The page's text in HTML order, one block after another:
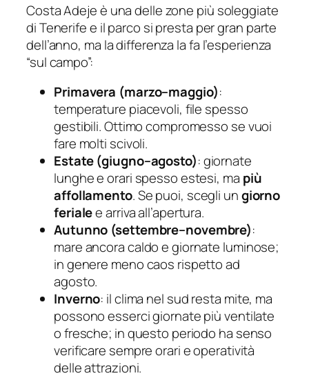
Costa Adeje è una delle zone più soleggiate
di Tenerife e il parco si presta per gran parte
dell’anno, ma la differenza la fa l’esperienza
“sul campo”:
Primavera (marzo–maggio):
temperature piacevoli, file spesso
gestibili. Ottimo compromesso se vuoi
fare molti scivoli.
Estate (giugno–agosto): giornate
lunghe e orari spesso estesi, ma più
affollamento. Se puoi, scegli ungiorno
ferialee arriva all’apertura.
Autunno (settembre–novembre):
mare ancora caldo e giornate luminose;
in genere meno caos rispetto ad
agosto.
Inverno: il clima nel sud resta mite, ma
possono esserci giornate più ventilate
o fresche; in questo periodo ha senso
verificare sempre orari e operatività
delle attrazioni.